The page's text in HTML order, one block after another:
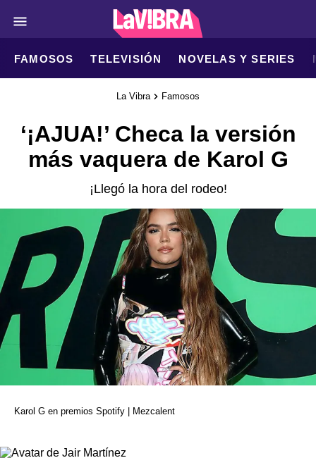
FAMOSOS TELEVISIÓN NOVELAS Y SERIES
La Vibra Famosos
‘¡AJUA!’ Checa la versión
más vaquera de Karol G
¡Llegó la hora del rodeo!
Karol G en premios Spotify | Mezcalent